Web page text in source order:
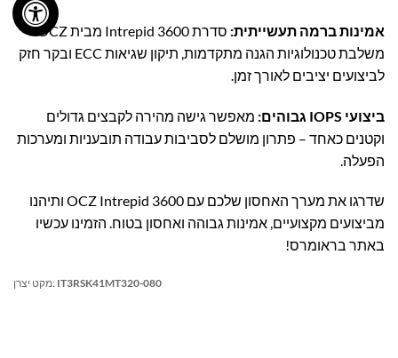
אמינות ברמה תעשייתית:
סדרת Intrepid 3600 מבית OCZ
משלבת טכנולוגיות הגנה מתקדמות, תיקון שגיאות ECC ובקר חזק
לביצועים יציבים לאורך זמן.
ביצועי IOPS גבוהים:
מאפשר גישה מהירה לקבצים גדולים
וקטנים כאחד – פתרון מושלם לסביבות עבודה תובעניות ומערכות
הפעלה.
שדרגו את מערך האחסון שלכם עם OCZ Intrepid 3600 ותיהנו
מביצועים מקצועיים, אמינות גבוהה ואחסון בטוח. הזמינו עכשיו
באתר בראומרס!
מקט יצרן: IT3RSK41MT320-080